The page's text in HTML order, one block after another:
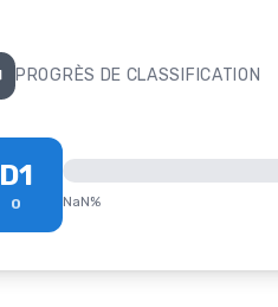
PROGRÈS DE CLASSIFICATION
D1
0 NaN%